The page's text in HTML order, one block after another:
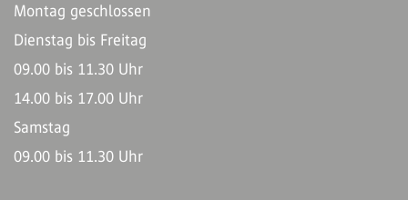
Montag geschlossen
Dienstag bis Freitag
09.00 bis 11.30 Uhr
14.00 bis 17.00 Uhr
Samstag
09.00 bis 11.30 Uhr